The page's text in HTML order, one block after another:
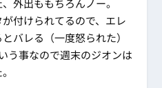
外出ももちろんノー。
付けられてるので、エレ
バレる（一度怒られた）
う事なので週末のジオンは